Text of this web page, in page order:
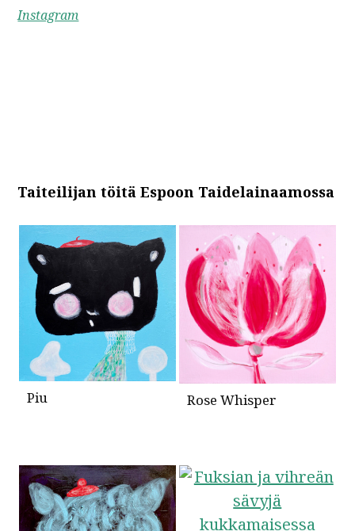
Instagram
Taiteilijan töitä Espoon Taidelainaamossa
Piu Rose Whisper